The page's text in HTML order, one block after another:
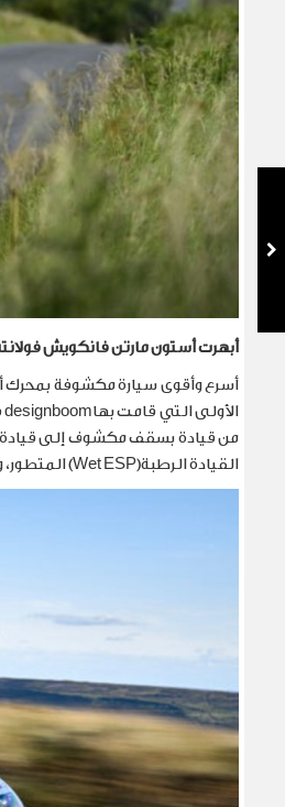
أبهرت أستون مارتن فانكويش
أسرع وأقوى سيارة مكشوفة بمحرك
الأولى التي قامت بهاdesignboom
من قيادة بسقف مكشوف إلى قيادة
القيادة الرطبة(Wet ESP)